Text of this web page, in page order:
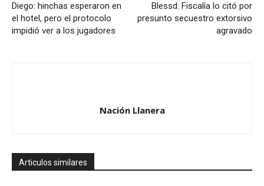
Diego: hinchas esperaron en
el hotel, pero el protocolo
impidió ver a los jugadores
Blessd: Fiscalía lo citó por
presunto secuestro extorsivo
agravado
Nación Llanera
Articulos similares